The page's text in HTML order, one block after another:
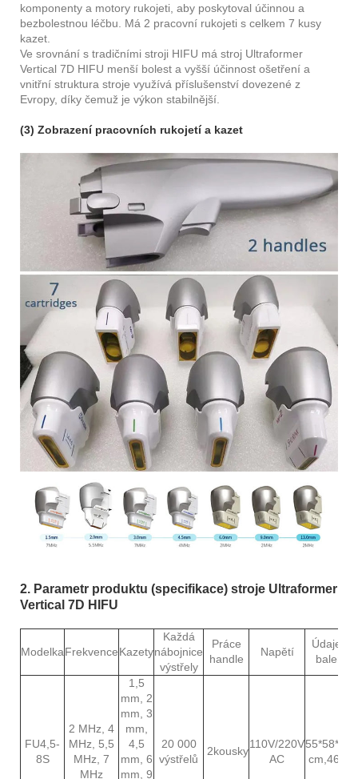
komponenty a motory rukojeti, aby poskytoval účinnou a
bezbolestnou léčbu. Má 2 pracovní rukojeti s celkem 7 kusy
kazet.
Ve srovnání s tradičními stroji HIFU má stroj Ultraformer
Vertical 7D HIFU menší bolest a vyšší účinnost ošetření a
vnitřní struktura stroje využívá příslušenství dovezené z
Evropy, díky čemuž je výkon stabilnější.
(3) Zobrazení pracovních rukojetí a kazet
2. Parametr produktu (specifikace) stroje Ultraformer
Vertical 7D HIFU
ModelkaFrekvenceKazety
Každá
nábojnice
výstřely
Práce
handle
Napětí
Údaje o
balení
FU4,5-
8S
2 MHz, 4
MHz, 5,5
MHz, 7
MHz
1,5
mm, 2
mm, 3
mm,
4,5
mm, 6
mm, 9
20 000
výstřelů
2kousky
110V/220V
AC
55*58*118
cm, 46 kg